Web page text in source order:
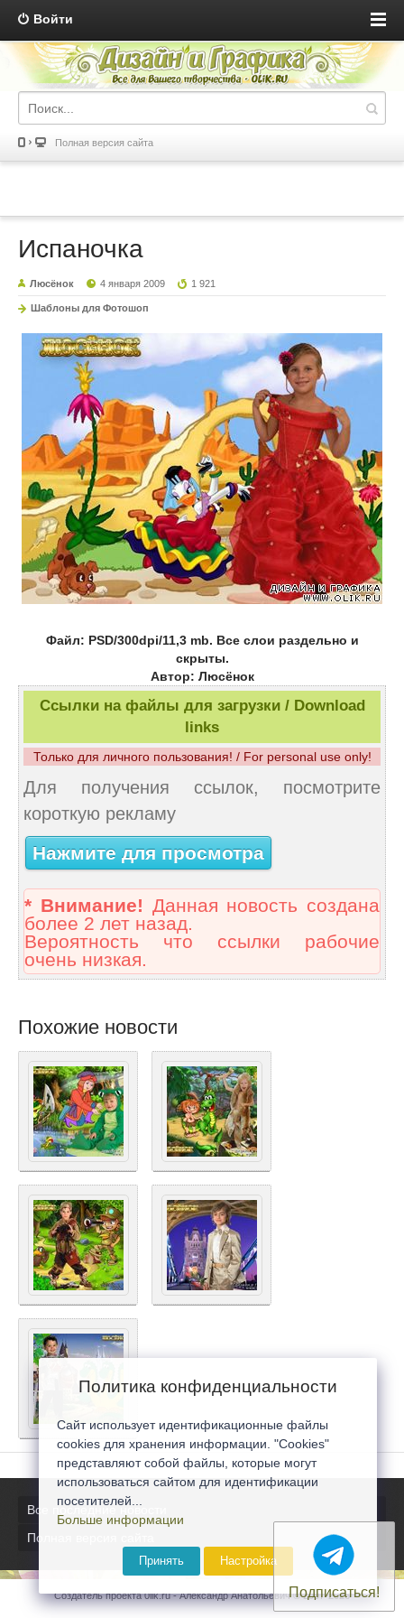
Войти
Полная версия сайта
Испаночка
Люсёнок 4 января 2009 1 921
Шаблоны для Фотошоп
Файл: PSD/300dpi/11,3 mb. Все слои раздельно и
скрыты.
Автор: Люсёнок
Ссылки на файлы для загрузки / Download
links
Только для личного пользования! / For personal use only!
Для получения ссылок, посмотрите
короткую рекламу
Нажмите для просмотра
* Внимание! Данная новость создана
более 2 лет назад.
Вероятность что ссылки рабочие
очень низкая.
Похожие новости
Все последние новости
Полная версия сайта
Создатель проекта 0lik.ru - Александр Анатольевич © 2007-2026
Подписаться!
Политика конфиденциальности
Сайт использует идентификационные файлы
cookies для хранения информации. "Cookies"
представляют собой файлы, которые могут
использоваться сайтом для идентификации
посетителей...
Больше информации
Принять Настройка